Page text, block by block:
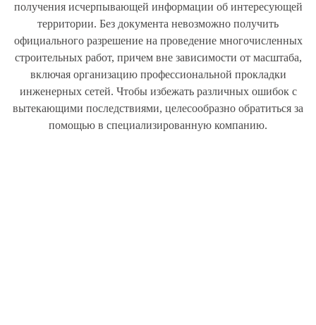
получения исчерпывающей информации об интересующей
территории. Без документа невозможно получить
официального разрешение на проведение многочисленных
строительных работ, причем вне зависимости от масштаба,
включая организацию профессиональной прокладки
инженерных сетей. Чтобы избежать различных ошибок с
вытекающими последствиями, целесообразно обратиться за
помощью в специализированную компанию.